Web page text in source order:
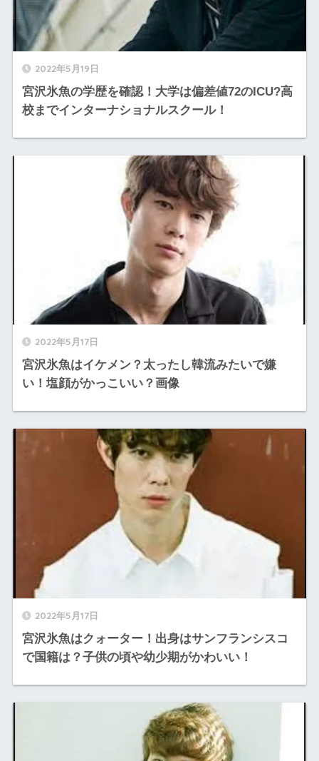
2022年5月19日
宮沢氷魚の学歴を確認！大学は偏差値72のICU?高
校までインターナショナルスクール！
2022年5月17日
宮沢氷魚はイケメン？太ったし韓流みたいで嫌
い！塩顔がかっこいい？画像
2022年5月17日
宮沢氷魚はクォーター！出身はサンフランシスコ
で国籍は？子供の頃や幼少期がかわいい！